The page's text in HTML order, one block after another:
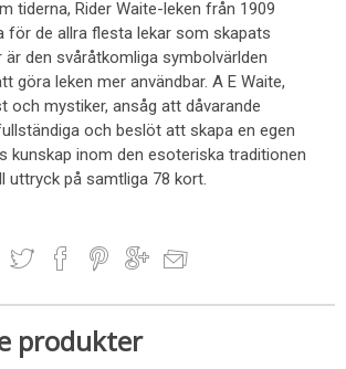
tiderna, Rider Waite-leken från 1909
för de allra flesta lekar som skapats
är den svåråtkomliga symbolvärlden
göra leken mer användbar. A E Waite,
och mystiker, ansåg att dåvarande
och beslöt att skapa en egen
kunskap inom den esoteriska traditionen
uttryck på samtliga 78 kort.
produkter